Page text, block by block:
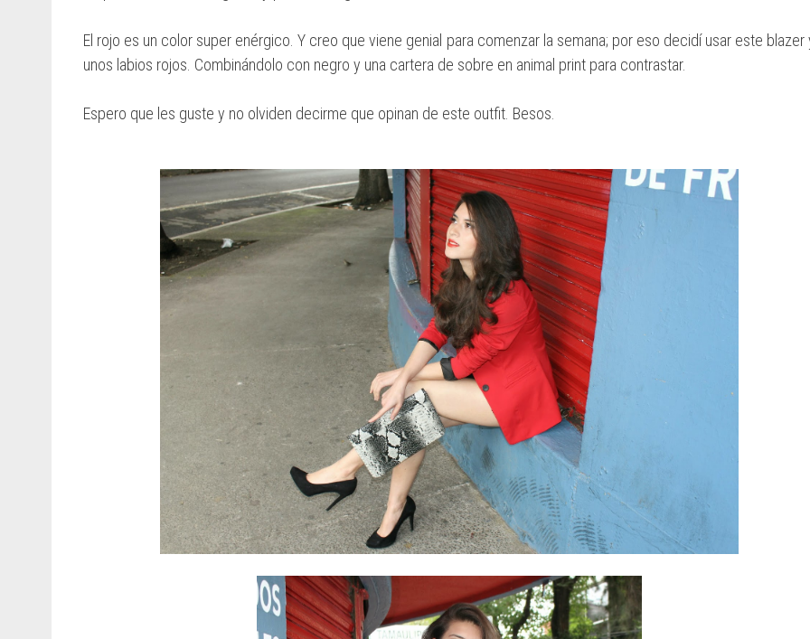
El rojo es un color super enérgico. Y creo que viene genial para comenzar la semana; por eso decidí usar este blazer
unos labios rojos. Combinándolo con negro y una cartera de sobre en animal print para contrastar.
Espero que les guste y no olviden decirme que opinan de este outfit. Besos.